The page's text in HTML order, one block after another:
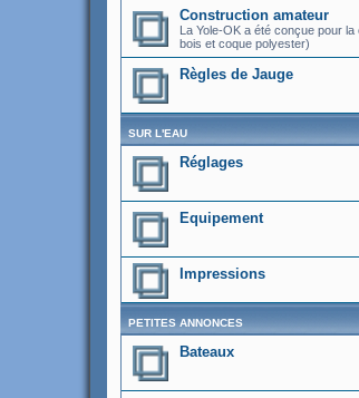
Construction amateur
La Yole-OK a été conçue pour
bois et coque polyester)
Règles de Jauge
SUR L'EAU
Réglages
Equipement
Impressions
PETITES ANNONCES
Bateaux